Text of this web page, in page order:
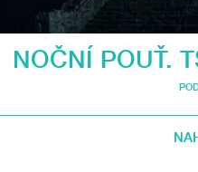
NOČNÍ POUŤ.